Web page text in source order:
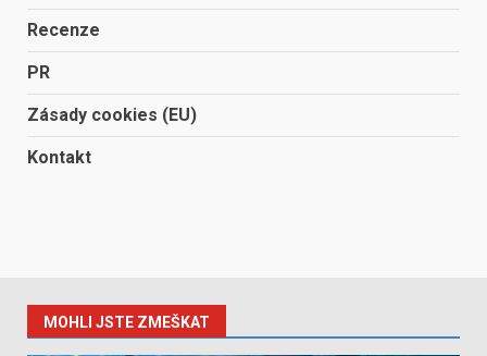
Recenze
PR
Zásady cookies (EU)
Kontakt
MOHLI JSTE ZMEŠKAT